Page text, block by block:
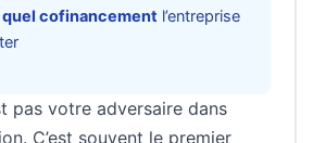
quel cofinancement l’entreprise
pas votre adversaire dans
C’est souvent le premier